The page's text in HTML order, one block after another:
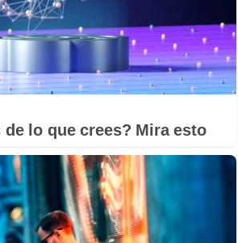
de lo que crees? Mira esto